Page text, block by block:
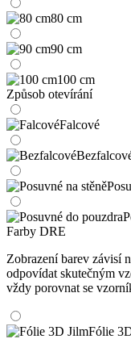
80 cm
90 cm
100 cm
Způsob otevírání
Falcové
Farby DRE
Zobrazení barev závisí
odpovídat skutečným
vždy porovnat se
Fólie